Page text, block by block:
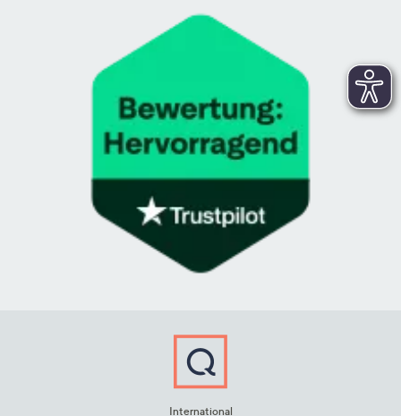
International